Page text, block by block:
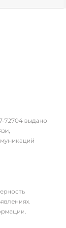
72704 выдано